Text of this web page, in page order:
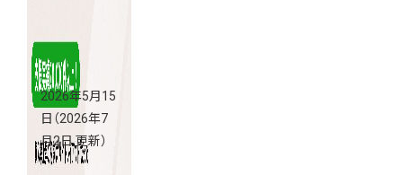
2026年5月15
日 （2026年7
月2日 更新）